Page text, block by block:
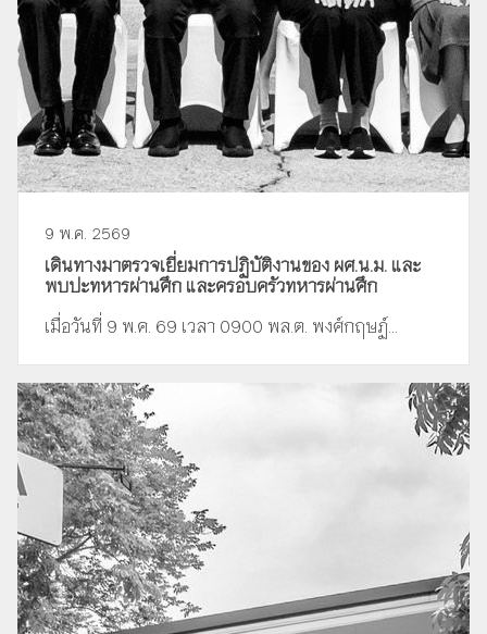
9 พ.ค. 2569
เดินทางมาตรวจเยี่ยมการปฏิบัติงานของ ผศ.น.ม. และ
พบปะทหารผ่านศึก และครอบครัวทหารผ่านศึก
เมื่อวันที่ 9 พ.ค. 69 เวลา 0900 พล.ต. พงศ์กฤษฏ์...